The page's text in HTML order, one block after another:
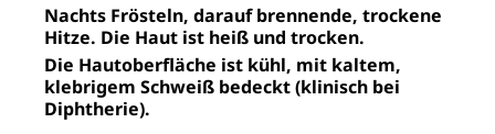
Nachts Frösteln, darauf brennende, trockene
Hitze. Die Haut ist heiß und trocken.
Die Hautoberfläche ist kühl, mit kaltem,
klebrigem Schweiß bedeckt (klinisch bei
Diphtherie).